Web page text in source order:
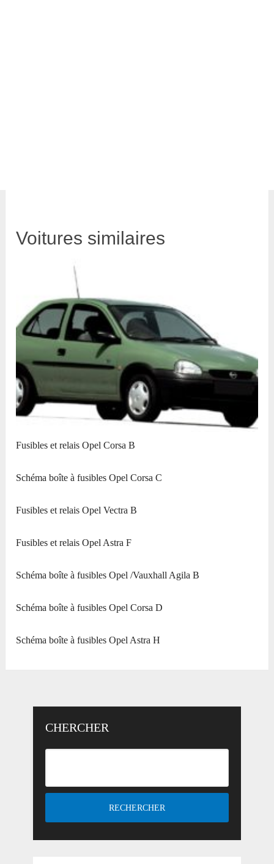
Voitures similaires
Fusibles et relais Opel Corsa B
Schéma boîte à fusibles Opel Corsa C
Fusibles et relais Opel Vectra B
Fusibles et relais Opel Astra F
Schéma boîte à fusibles Opel /Vauxhall Agila B
Schéma boîte à fusibles Opel Corsa D
Schéma boîte à fusibles Opel Astra H
CHERCHER